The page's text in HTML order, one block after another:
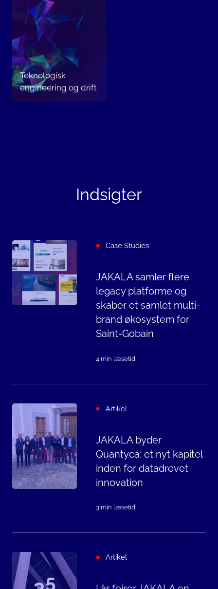
Teknologisk
engineering og drift
Indsigter
Case Studies
JAKALA samler flere
legacy platforme og
skaber et samlet multi-
brand økosystem for
Saint-Gobain
4 min læsetid
Artikel
JAKALA byder
Quantyca: et nyt kapitel
inden for datadrevet
innovation
3 min læsetid
Artikel